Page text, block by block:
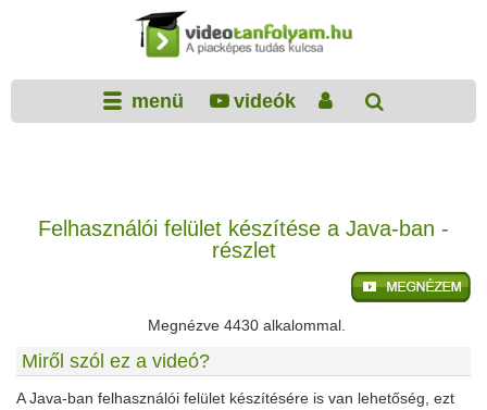
menü videók
Felhasználói felület készítése a Java-ban -
részlet
Megnézve 4430 alkalommal.
Miről szól ez a videó?
A Java-ban felhasználói felület készítésére is van lehetőség, ezt